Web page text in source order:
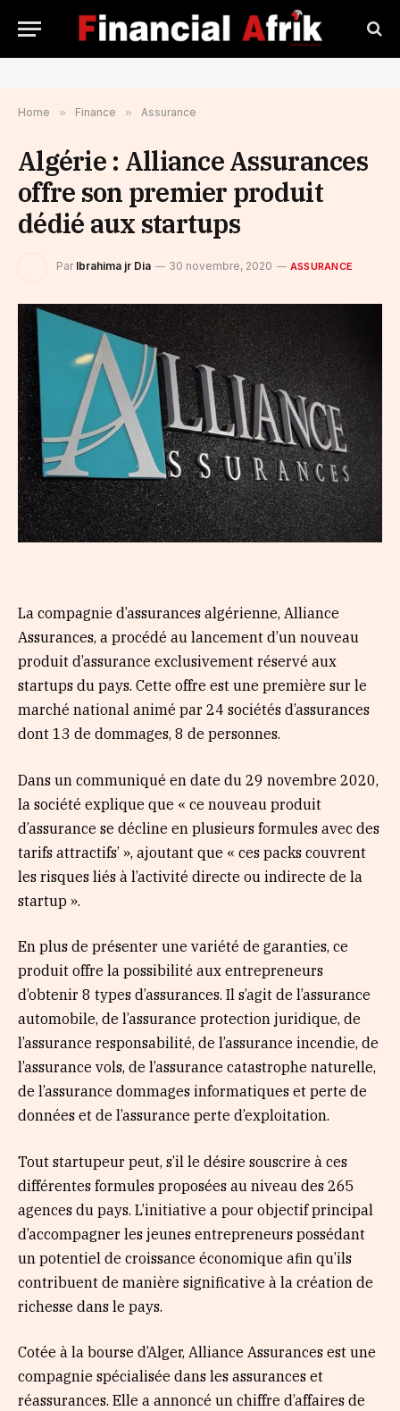
Home » Finance » Assurance
Algérie : Alliance Assurances
offre son premier produit
dédié aux startups
Par Ibrahima jr Dia 30 novembre, 2020 ASSURANCE
La compagnie d’assurances algérienne, Alliance
Assurances, a procédé au lancement d’un nouveau
produit d’assurance exclusivement réservé aux
startups du pays. Cette offre est une première sur le
marché national animé par 24 sociétés d’assurances
dont 13 de dommages, 8 de personnes.
Dans un communiqué en date du 29 novembre 2020,
la société explique que « ce nouveau produit
d’assurance se décline en plusieurs formules avec des
tarifs attractifs’ », ajoutant que « ces packs couvrent
les risques liés à l’activité directe ou indirecte de la
startup ».
En plus de présenter une variété de garanties, ce
produit offre la possibilité aux entrepreneurs
d’obtenir 8 types d’assurances. Il s’agit de l’assurance
automobile, de l’assurance protection juridique, de
l’assurance responsabilité, de l’assurance incendie, de
l’assurance vols, de l’assurance catastrophe naturelle,
de l’assurance dommages informatiques et perte de
données et de l’assurance perte d’exploitation.
Tout startupeur peut, s’il le désire souscrire à ces
différentes formules proposées au niveau des 265
agences du pays. L’initiative a pour objectif principal
d’accompagner les jeunes entrepreneurs possédant
un potentiel de croissance économique afin qu’ils
contribuent de manière significative à la création de
richesse dans le pays.
Cotée à la bourse d’Alger, Alliance Assurances est une
compagnie spécialisée dans les assurances et
réassurances. Elle a annoncé un chiffre d’affaires de